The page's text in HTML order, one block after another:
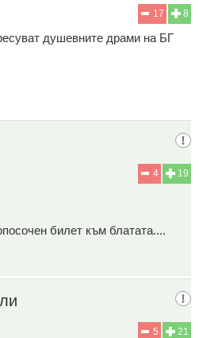
8
17
душевните драми на БГ
19
4
билет към блатата....
21
5